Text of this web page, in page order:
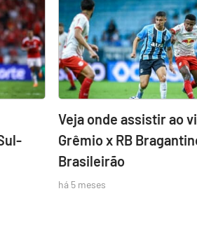
Veja onde assistir ao
Grêmio x RB
Brasileirão
há 5 meses